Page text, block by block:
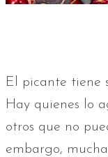
El picante tiene
Hay quienes lo
otros que no
embargo,